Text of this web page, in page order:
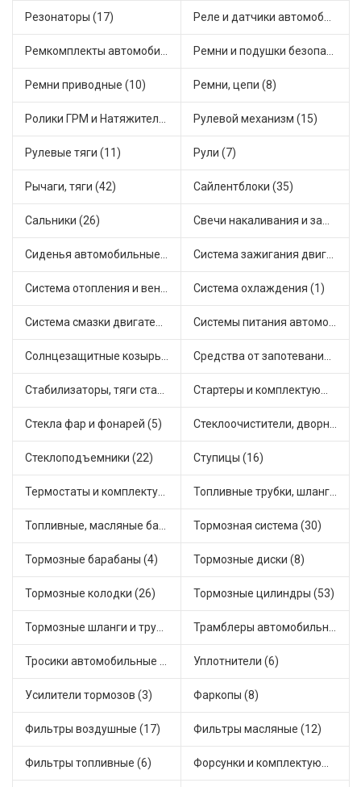
Резонаторы (17) Реле и датчики автомобильные (89)
Ремкомплекты автомобильные (82) Ремни и подушки безопасности (10)
Ремни приводные (10) Ремни, цепи (8)
Ролики ГРМ и Натяжители (17) Рулевой механизм (15)
Рулевые тяги (11) Рули (7)
Рычаги, тяги (42) Сайлентблоки (35)
Сальники (26) Свечи накаливания и зажигания (31)
Сиденья автомобильные (1) Система зажигания двигателя (3)
Система отопления и вентиляции (19) Система охлаждения (1)
Система смазки двигателя (19) Системы питания автомобиля (31)
Солнцезащитные козырьки для салона автомобиля (3) Средства от запотевания и размораживатели стекла (1)
Стабилизаторы, тяги стабилизатора, стойки стабилиз (4) Стартеры и комплектующие (39)
Стекла фар и фонарей (5) Стеклоочистители, дворники (1)
Стеклоподъемники (22) Ступицы (16)
Термостаты и комплектующие системы охлаждения (68) Топливные трубки, шланги, магистрали и рампы (3)
Топливные, масляные баки (1) Тормозная система (30)
Тормозные барабаны (4) Тормозные диски (8)
Тормозные колодки (26) Тормозные цилиндры (53)
Тормозные шланги и трубки (5) Трамблеры автомобильные (40)
Тросики автомобильные (25) Уплотнители (6)
Усилители тормозов (3) Фаркопы (8)
Фильтры воздушные (17) Фильтры масляные (12)
Фильтры топливные (6) Форсунки и комплектующие (1)